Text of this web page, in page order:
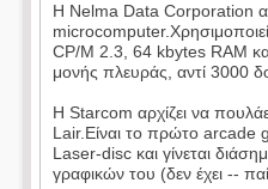
Η Nelma Data Corporation
CP/M 2.3, 64 kbytes RAM
μονής πλευράς, αντί 3000
Η Starcom αρχίζει να
Lair.Είναι το πρώτο arcade
Laser-disc και γίνεται
γραφικών του (δεν έχει --